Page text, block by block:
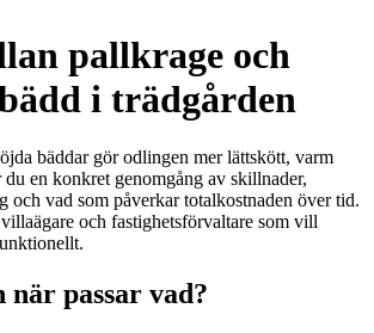
pallkrage och
i trädgården
bäddar gör odlingen mer lättskött, varm
en konkret genomgång av skillnader,
och vad som påverkar totalkostnaden över tid.
och fastighetsförvaltare som vill
när passar vad?